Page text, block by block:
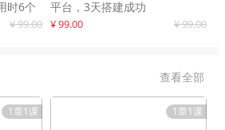
时6个
¥ 99.00
平台，3天搭建成功
¥ 99.00 ¥ 99.00
查看全部
1章1课 1章1课